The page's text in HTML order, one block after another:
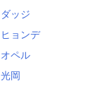
ダッジ
ヒョンデ
オペル
光岡